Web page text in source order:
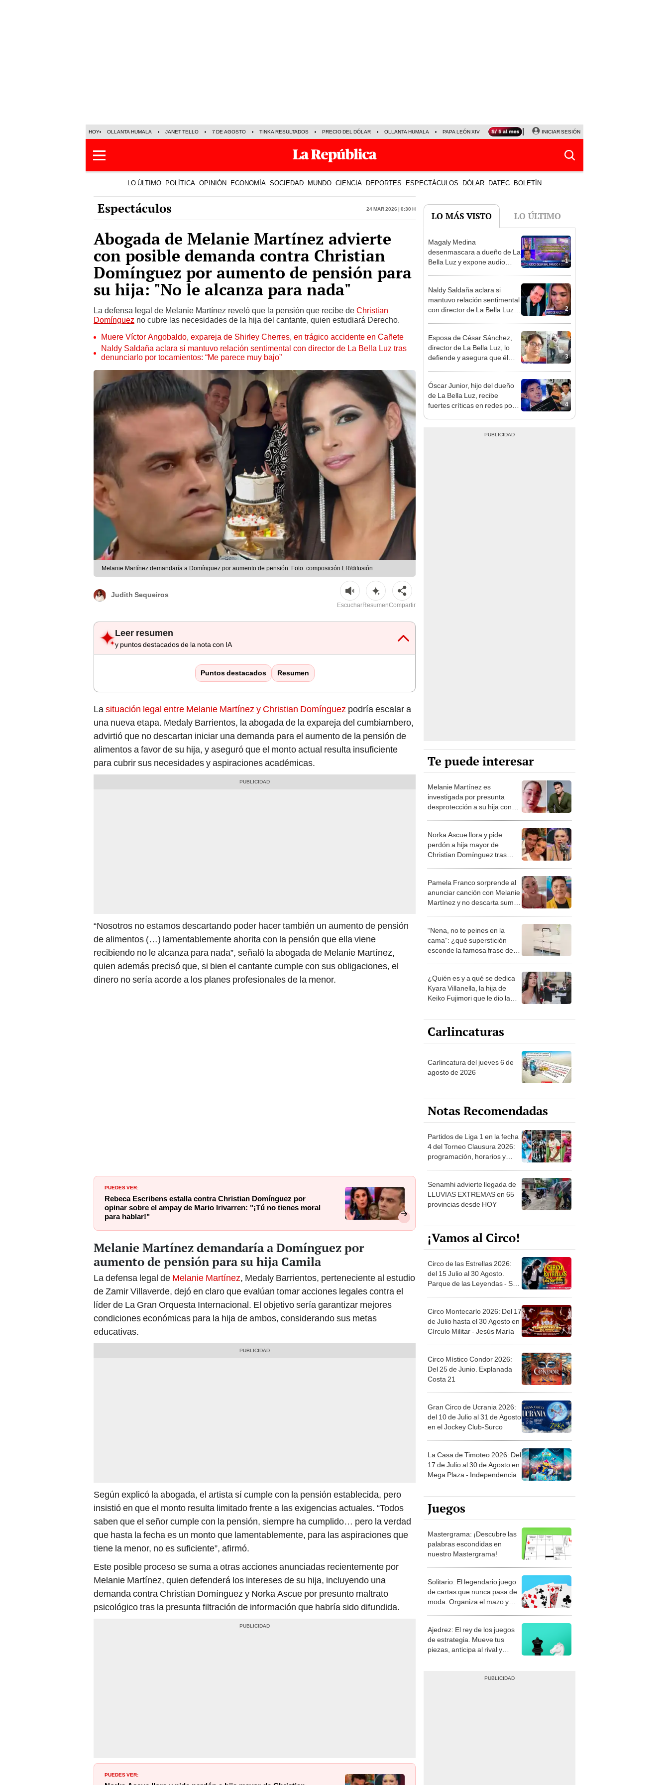
HOY OLLANTA HUMALA JANET TELLO 7 DE AGOSTO TINKA RESULTADOS PRECIO DEL DÓLAR OLLANTA HUMALA PAPA LEÓN XIV NALDY SALDAÑA LA BELLA LUZ
INICIAR SESIÓN
LO ÚLTIMO POLÍTICA OPINIÓN ECONOMÍA SOCIEDAD MUNDO CIENCIA DEPORTES ESPECTÁCULOS DÓLAR DATEC BOLETÍN
Espectáculos 24 Mar 2026 | 0:30 h
Abogada de Melanie Martínez advierte
con posible demanda contra Christian
Domínguez por aumento de pensión para
su hija: "No le alcanza para nada"
La defensa legal de Melanie Martínez reveló que la pensión que recibe de Christian
Domínguez no cubre las necesidades de la hija del cantante, quien estudiará Derecho.
Muere Víctor Angobaldo, expareja de Shirley Cherres, en trágico accidente en Cañete
Naldy Saldaña aclara si mantuvo relación sentimental con director de La Bella Luz tras
denunciarlo por tocamientos: “Me parece muy bajo”
Melanie Martínez demandaría a Domínguez por aumento de pensión. Foto: composición LR/difusión
Judith Sequeiros
EscucharResumenCompartir
Leer resumen
y puntos destacados de la nota con IA
Puntos destacados Resumen
Lasituación legal entre Melanie Martínez y Christian Domínguez podría escalar a
una nueva etapa. Medaly Barrientos, la abogada de la expareja del cumbiambero,
advirtió que no descartan iniciar una demanda para el aumento de la pensión de
alimentos a favor de su hija, y aseguró que el monto actual resulta insuficiente
para cubrir sus necesidades y aspiraciones académicas.
“Nosotros no estamos descartando poder hacer también un aumento de pensión
de alimentos (…) lamentablemente ahorita con la pensión que ella viene
recibiendo no le alcanza para nada”, señaló la abogada de Melanie Martínez,
quien además precisó que, si bien el cantante cumple con sus obligaciones, el
dinero no sería acorde a los planes profesionales de la menor.
PUEDES VER:
Rebeca Escribens estalla contra Christian Domínguez por
opinar sobre el ampay de Mario Irivarren: "¡Tú no tienes moral
para hablar!"
Melanie Martínez demandaría a Domínguez por
aumento de pensión para su hija Camila
La defensa legal de Melanie Martínez, Medaly Barrientos, perteneciente al estudio
de Zamir Villaverde, dejó en claro que evalúan tomar acciones legales contra el
líder de La Gran Orquesta Internacional. El objetivo sería garantizar mejores
condiciones económicas para la hija de ambos, considerando sus metas
educativas.
Según explicó la abogada, el artista sí cumple con la pensión establecida, pero
insistió en que el monto resulta limitado frente a las exigencias actuales. “Todos
saben que el señor cumple con la pensión, siempre ha cumplido… pero la verdad
que hasta la fecha es un monto que lamentablemente, para las aspiraciones que
tiene la menor, no es suficiente”, afirmó.
Este posible proceso se suma a otras acciones anunciadas recientemente por
Melanie Martínez, quien defenderá los intereses de su hija, incluyendo una
demanda contra Christian Domínguez y Norka Ascue por presunto maltrato
psicológico tras la presunta filtración de información que habría sido difundida.
PUEDES VER:
LO MÁS VISTO LO ÚLTIMO
1
Magaly Medina
desenmascara a dueño de La
Bella Luz y expone audio
Sánchez
2
Naldy Saldaña aclara si
mantuvo relación sentimental
con director de La Bella Luz
bajo”
3
Esposa de César Sánchez,
director de La Bella Luz, lo
defiende y asegura que él
dos años"
4
Óscar Junior, hijo del dueño
de La Bella Luz, recibe
fuertes críticas en redes por
Te puede interesar
Melanie Martínez es
investigada por presunta
desprotección a su hija con
Norka Ascue llora y pide
perdón a hija mayor de
Christian Domínguez tras
momento"
Pamela Franco sorprende al
anunciar canción con Melanie
Martínez y no descarta sumar
“Nena, no te peines en la
cama”: ¿qué superstición
esconde la famosa frase de
¿Quién es y a qué se dedica
Kyara Villanella, la hija de
Keiko Fujimori que le dio la
Carlincaturas
Carlincatura del jueves 6 de
agosto de 2026
Notas Recomendadas
Partidos de Liga 1 en la fecha
4 del Torneo Clausura 2026:
programación, horarios y
Senamhi advierte llegada de
LLUVIAS EXTREMAS en 65
provincias desde HOY
¡Vamos al Circo!
Circo de las Estrellas 2026:
del 15 Julio al 30 Agosto.
Parque de las Leyendas - San
Circo Montecarlo 2026: Del 17
de Julio hasta el 30 Agosto en
Círculo Militar - Jesús María
Circo Místico Condor 2026:
Del 25 de Junio. Explanada
Costa 21
Gran Circo de Ucrania 2026:
del 10 de Julio al 31 de Agosto
en el Jockey Club-Surco
La Casa de Timoteo 2026: Del
17 de Julio al 30 de Agosto en
Mega Plaza - Independencia
Juegos
Mastergrama: ¡Descubre las
palabras escondidas en
nuestro Mastergrama!
Solitario: El legendario juego
de cartas que nunca pasa de
moda. Organiza el mazo y
Ajedrez: El rey de los juegos
de estrategia. Mueve tus
piezas, anticipa al rival y